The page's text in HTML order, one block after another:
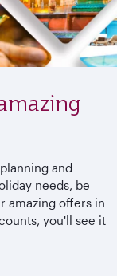
and
needs, be
amazing offers in
you'll see it